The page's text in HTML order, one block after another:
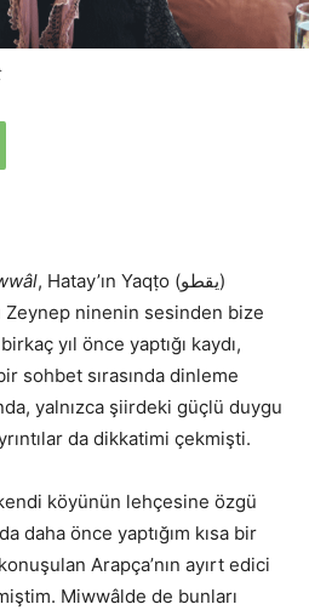
, Hatay’ın Yaqṭo (يقطو)
ninenin sesinden bize
yıl önce yaptığı kaydı,
sohbet sırasında dinleme
yalnızca şiirdeki güçlü duygu
da dikkatimi çekmişti.
köyünün lehçesine özgü
daha önce yaptığım kısa bir
Arapça’nın ayırt edici
Miwwâlde de bunları